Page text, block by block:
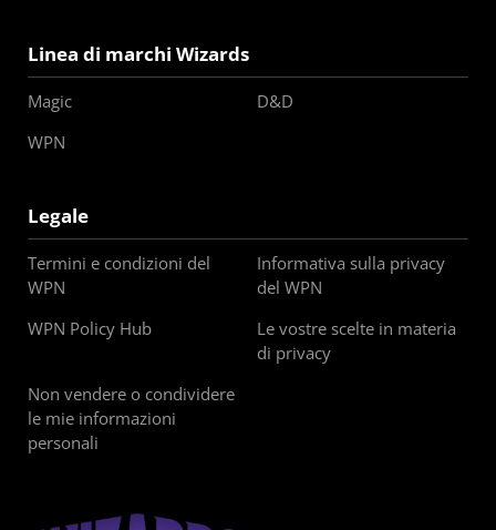
Linea di marchi Wizards
Magic
D&D
WPN
Legale
Termini e condizioni del
WPN
Informativa sulla privacy
del WPN
WPN Policy Hub
Le vostre scelte in materia
di privacy
Non vendere o condividere
le mie informazioni
personali